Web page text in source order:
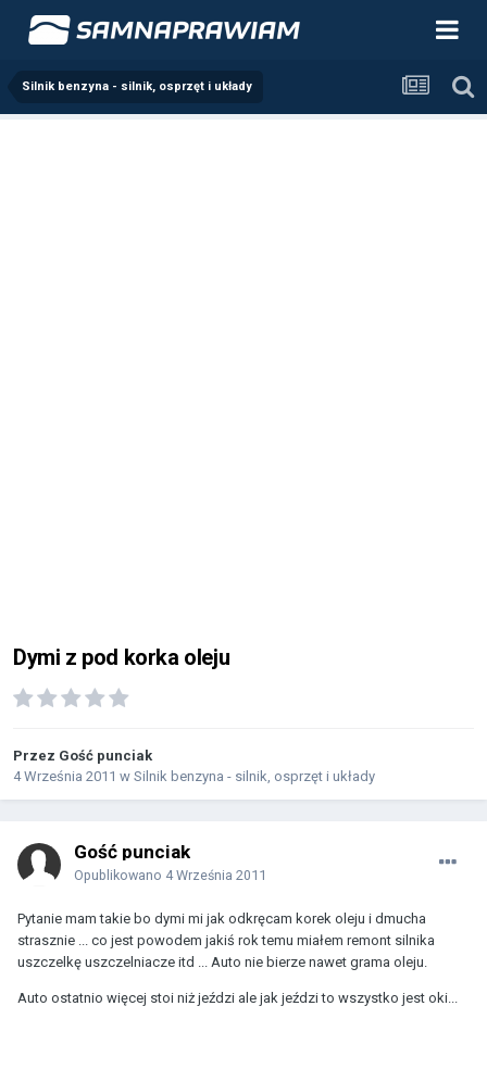
Silnik benzyna - silnik, osprzęt i układy
Dymi z pod korka oleju
Przez Gość punciak
4 Września 2011 w Silnik benzyna - silnik, osprzęt i układy
Gość punciak
Opublikowano 4 Września 2011
Pytanie mam takie bo dymi mi jak odkręcam korek oleju i dmucha
strasznie ... co jest powodem jakiś rok temu miałem remont silnika
uszczelkę uszczelniacze itd ... Auto nie bierze nawet grama oleju.
Auto ostatnio więcej stoi niż jeździ ale jak jeździ to wszystko jest oki...